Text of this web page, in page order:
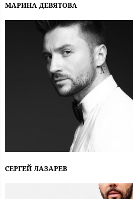
МАРИНА ДЕВЯТОВА
СЕРГЕЙ ЛАЗАРЕВ